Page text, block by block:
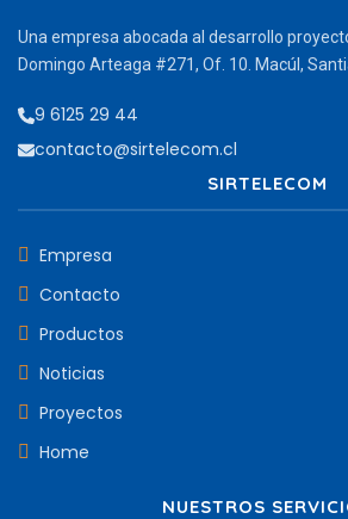
Una empresa abocada al desarrollo
Domingo Arteaga #271, Of. 10. Macúl,
9 6125 29 44
contacto@sirtelecom.cl
SIRTELECOM
Empresa
Contacto
Productos
Noticias
Proyectos
Home
NUESTROS